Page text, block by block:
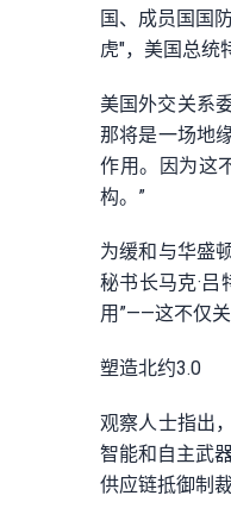
国、成员国国
虎"，美国总统
美国外交关系
那将是一场地
作用。因为这
构。”
为缓和与华盛
秘书长马克·
用”——这不仅
塑造北约3.0
观察人士指出
智能和自主武
供应链抵御制